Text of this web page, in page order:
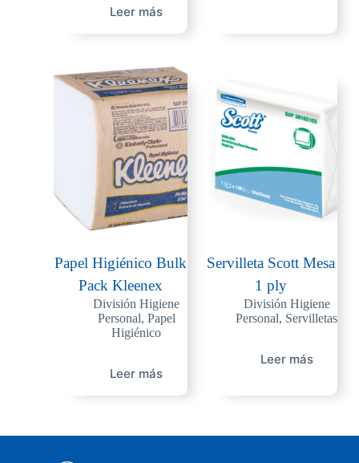
Leer más
Papel Higiénico Bulk
Pack Kleenex
División Higiene
Personal, Papel
Higiénico
Leer más
Servilleta Scott Mesa
1 ply
División Higiene
Personal, Servilletas
Leer más